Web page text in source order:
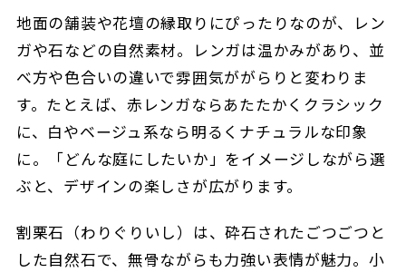
地面の舗装や花壇の縁取りにぴったりなのが、レン
ガや石などの自然素材。レンガは温かみがあり、並
べ方や色合いの違いで雰囲気ががらりと変わりま
す。たとえば、赤レンガならあたたかくクラシック
に、白やベージュ系なら明るくナチュラルな印象
に。「どんな庭にしたいか」をイメージしながら選
ぶと、デザインの楽しさが広がります。
割栗石（わりぐりいし）は、砕石されたごつごつと
した自然石で、無骨ながらも力強い表情が魅力。小